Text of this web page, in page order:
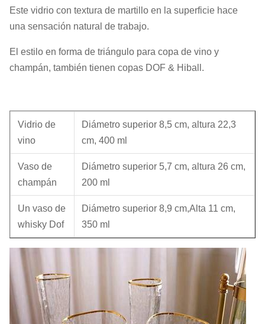
Este vidrio con textura de martillo en la superficie hace
una sensación natural de trabajo.
El estilo en forma de triángulo para copa de vino y
champán, también tienen copas DOF & Hiball.
Vidrio de
vino
Diámetro superior 8,5 cm, altura 22,3
cm, 400 ml
Vaso de
champán
Diámetro superior 5,7 cm, altura 26 cm,
200 ml
Un vaso de
whisky Dof
Diámetro superior 8,9 cm,Alta 11 cm,
350 ml